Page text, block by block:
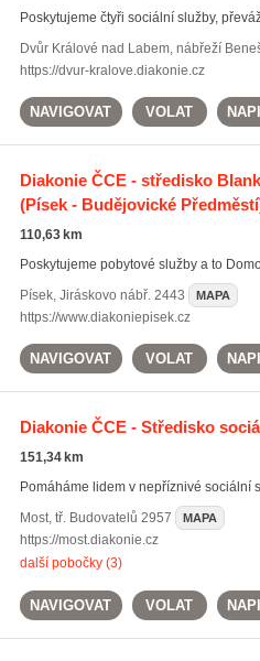
Poskytujeme čtyři sociální služby,
Dvůr Králové nad Labem, nábřeží
https://dvur-kralove.diakonie.cz
NAVIGOVAT VOLAT
Diakonie ČCE - středisko
(Písek - Budějovické
110,63 km
Poskytujeme pobytové služby a to
Písek, Jiráskovo nábř. 2443 MAPA
https://www.diakoniepisek.cz
NAVIGOVAT VOLAT
Diakonie ČCE - Středisko
151,34 km
Pomáháme lidem v nepříznivé sociální
Most, tř. Budovatelů 2957 MAPA
https://most.diakonie.cz
další pobočky (3)
NAVIGOVAT VOLAT